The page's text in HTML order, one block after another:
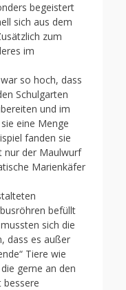
begeistert
sich aus dem
zum
im
so hoch, dass
Schulgarten
und im
eine Menge
fanden sie
nur der Maulwurf
Marienkäfer
befüllt
sich die
dass es außer
Tiere wie
gerne an den
bessere